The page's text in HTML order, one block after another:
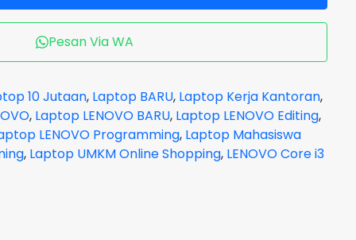
Pesan Via WA
10 Jutaan, Laptop BARU, Laptop Kerja Kantoran,
, Laptop LENOVO BARU, Laptop LENOVO Editing,
LENOVO Programming, Laptop Mahasiswa
, Laptop UMKM Online Shopping, LENOVO Core i3